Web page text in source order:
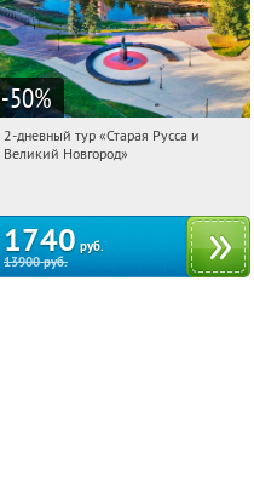
-50%
07:57:59 Купили:
2-дневный тур «Старая Русса и
Великий Новгород»
1740 руб.
13900руб.